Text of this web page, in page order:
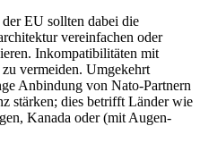
EU sollten dabei die
vereinfachen oder
Inkompatibilitäten mit
vermeiden. Umgekehrt
Anbindung von Nato-Partnern
stärken; dies be­trifft Länder wie
Kanada oder (mit Augen­